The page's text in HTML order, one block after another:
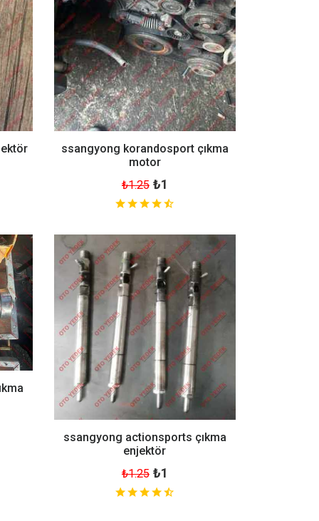
ssangyong korandosport çıkma
motor
₺1.25 ₺1
ssangyong actionsports çıkma
enjektör
₺1.25 ₺1